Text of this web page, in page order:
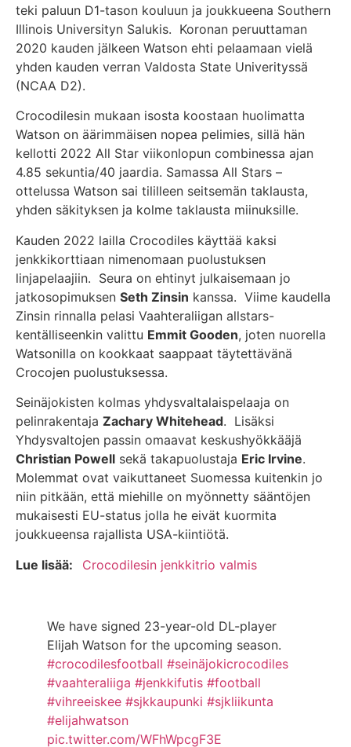
teki paluun D1-tason kouluun ja joukkueena Southern
Illinois Universityn Salukis. Koronan peruuttaman
2020 kauden jälkeen Watson ehti pelaamaan vielä
yhden kauden verran Valdosta State Univerityssä
(NCAA D2).
Crocodilesin mukaan isosta koostaan huolimatta
Watson on äärimmäisen nopea pelimies, sillä hän
kellotti 2022 All Star viikonlopun combinessa ajan
4.85 sekuntia/40 jaardia. Samassa All Stars –
ottelussa Watson sai tililleen seitsemän taklausta,
yhden säkityksen ja kolme taklausta miinuksille.
Kauden 2022 lailla Crocodiles käyttää kaksi
jenkkikorttiaan nimenomaan puolustuksen
linjapelaajiin. Seura on ehtinyt julkaisemaan jo
jatkosopimuksen Seth Zinsin kanssa. Viime kaudella
Zinsin rinnalla pelasi Vaahteraliigan allstars-
kentälliseenkin valittu Emmit Gooden, joten nuorella
Watsonilla on kookkaat saappaat täytettävänä
Crocojen puolustuksessa.
Seinäjokisten kolmas yhdysvaltalaispelaaja on
pelinrakentaja Zachary Whitehead. Lisäksi
Yhdysvaltojen passin omaavat keskushyökkääjä
Christian Powell sekä takapuolustaja Eric Irvine.
Molemmat ovat vaikuttaneet Suomessa kuitenkin jo
niin pitkään, että miehille on myönnetty sääntöjen
mukaisesti EU-status jolla he eivät kuormita
joukkueensa rajallista USA-kiintiötä.
Lue lisää: Crocodilesin jenkkitrio valmis
We have signed 23-year-old DL-player
Elijah Watson for the upcoming season.
#crocodilesfootball #seinäjokicrocodiles
#vaahteraliiga #jenkkifutis #football
#vihreeiskee #sjkkaupunki #sjkliikunta
#elijahwatson
pic.twitter.com/WFhWpcgF3E